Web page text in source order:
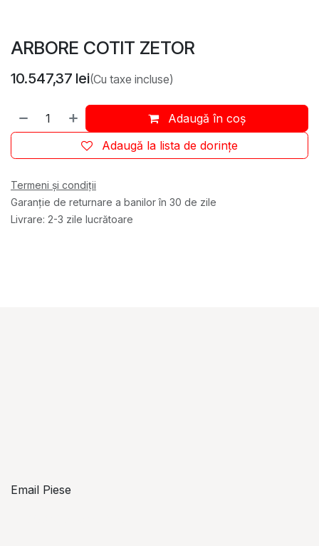
ARBORE COTIT ZETOR
10.547,37 lei(Cu taxe incluse)
Adaugă în coș
Adaugă la lista de dorințe
Termeni și condiții
Garanție de returnare a banilor în 30 de zile
Livrare: 2-3 zile lucrătoare
Email Piese